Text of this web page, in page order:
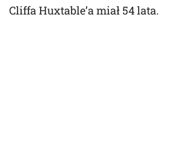
Cliffa Huxtable’a miał 54 lata.